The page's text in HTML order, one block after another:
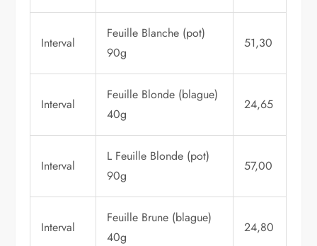
Interval
Feuille Blanche (pot)
90g
51,30
Interval
Feuille Blonde (blague)
40g
24,65
Interval
L Feuille Blonde (pot)
90g
57,00
Interval
Feuille Brune (blague)
40g
24,80